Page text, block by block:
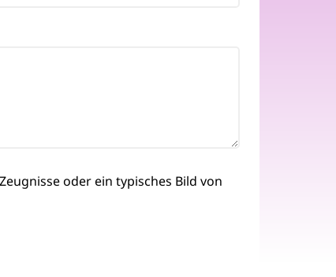
oder ein typisches Bild von